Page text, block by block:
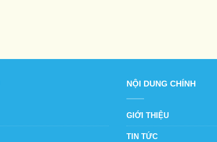
NỘI DUNG CHÍNH
GIỚI THIỆU
TIN TỨC